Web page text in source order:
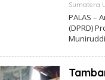
Sumatera
PALAS –
(DPRD)